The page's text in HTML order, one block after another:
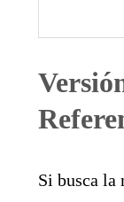
Si busca la